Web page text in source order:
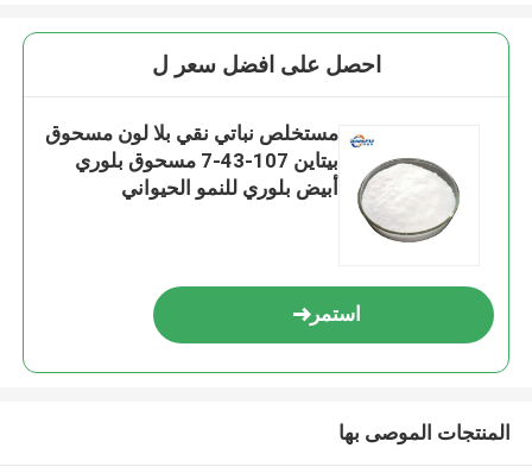
احصل على افضل سعر ل
مستخلص نباتي نقي بلا لون مسحوق
بيتاين 107-43-7 مسحوق بلوري
أبيض بلوري للنمو الحيواني
استمر
المنتجات الموصى بها